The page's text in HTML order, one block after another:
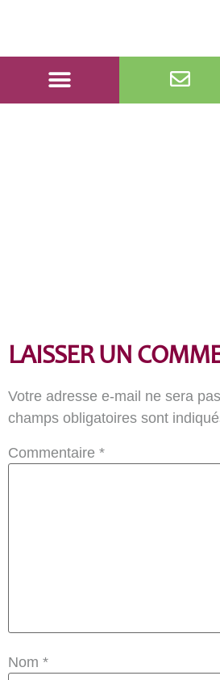
LAISSER UN
Votre adresse e-mail ne sera
champs obligatoires sont
Commentaire *
Nom *